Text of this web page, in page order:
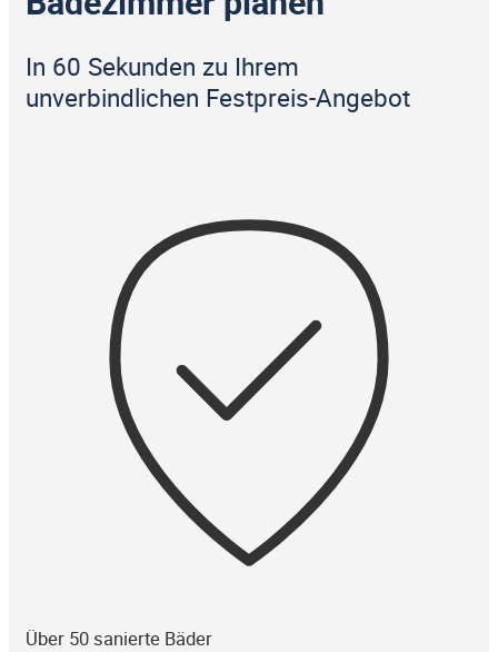
In 60 Sekunden zu Ihrem
unverbindlichen Festpreis-Angebot
Über 50 sanierte Bäder